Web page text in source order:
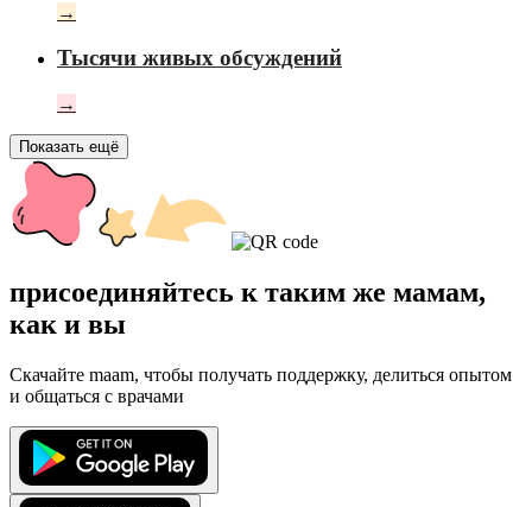
→
Тысячи живых обсуждений
→
Показать ещё
присоединяйтесь к таким же мамам,
как и вы
Скачайте maam, чтобы получать поддержку, делиться опытом
и общаться с врачами